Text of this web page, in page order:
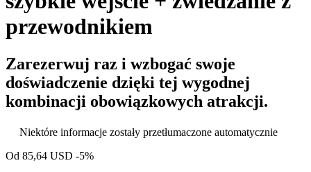
przewodnikiem
Zarezerwuj raz i wzbogać swoje
doświadczenie dzięki tej wygodnej
kombinacji obowiązkowych atrakcji.
Niektóre informacje zostały przetłumaczone automatycznie
Od 85,64 USD -5%